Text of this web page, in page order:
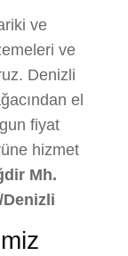
ve
ve
Denizli
el
fiyat
hizmet
Mh.
Denizli